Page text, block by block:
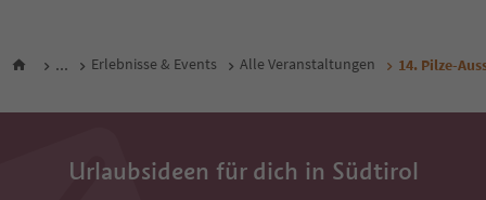
... Erlebnisse & Events Alle Veranstaltungen 14. Pilze-
Urlaubsideen für dich in Südtirol